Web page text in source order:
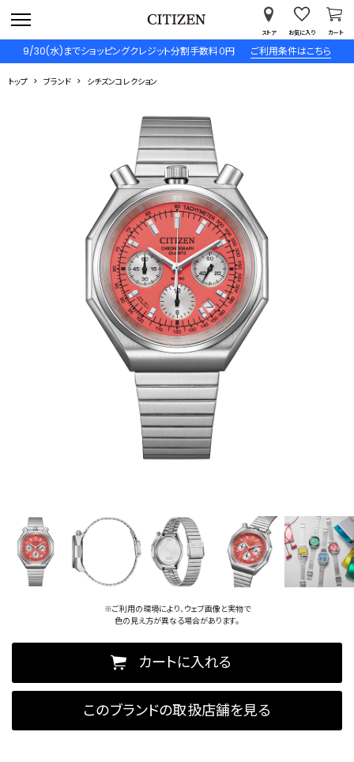
9/30(水)までショッピングクレジット分割手数料０円 ご利用条件はこちら
ストア お気に入り カート
トップ ブランド シチズンコレクション
※ご利用の環境により、ウェブ画像と実物で
色の見え方が異なる場合があります。
カートに入れる
このブランドの取扱店舗を見る